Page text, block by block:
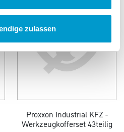
zulassen
Proxxon Industrial KFZ -
Werkzeugkofferset 43teilig